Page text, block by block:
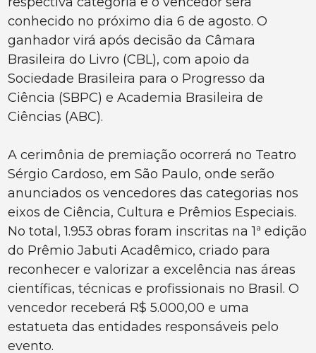
conhecido no próximo dia 6 de agosto. O
ganhador virá após decisão da Câmara
Brasileira do Livro (CBL), com apoio da
Sociedade Brasileira para o Progresso da
Ciência (SBPC) e Academia Brasileira de
Ciências (ABC).
A cerimônia de premiação ocorrerá no Teatro
Sérgio Cardoso, em São Paulo, onde serão
anunciados os vencedores das categorias nos
eixos de Ciência, Cultura e Prêmios Especiais.
No total, 1.953 obras foram inscritas na 1ª edição
do Prêmio Jabuti Acadêmico, criado para
reconhecer e valorizar a excelência nas áreas
científicas, técnicas e profissionais no Brasil. O
vencedor receberá R$ 5.000,00 e uma
estatueta das entidades responsáveis pelo
evento.